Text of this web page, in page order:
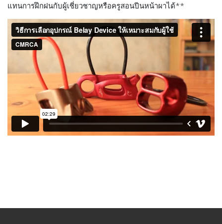
แทนการฝึกฝนกับผู้เช­ี่ยวชาญหรือครูสอนปีนหน้าผาได้**